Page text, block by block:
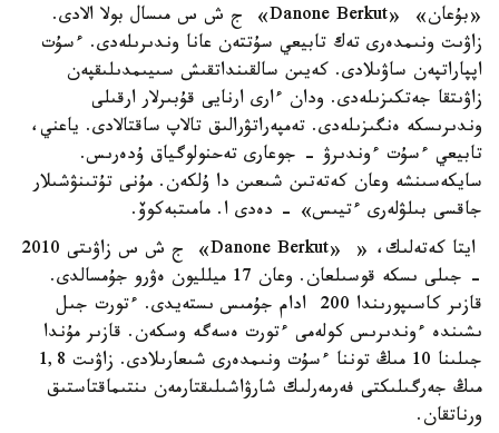
«بۇعان» «Danone Berkut» ج ش س مىسال بولا الادى.
زاۋىت ونىمدەرى تەك تابيعي سۇتتەن عانا وندىرىلەدى. ءسۇت
اپپاراتپەن ساۋىلادى. كەيىن سالقىنداتقىش سىيىمدىلىقپەن
زاۋىتقا جەتكىزىلەدى. ودان ءارى ارنايى قۇبىرلار ارقىلى
وندىرىسكە ەنگىزىلەدى. تەمپەراتۋرالىق تالاپ ساقتالادى. ياعني،
تابيعي ءسۇت ءوندىرۋ - جوعارى تەحنولوگياق ۇدەرىس.
سايكەسىنشە وعان كەتەتىن شىعىن دا ۇلكەن. مۇنى تۇتىنۋشىلار
جاقسى بىلۋلەرى ءتيىس» - دەدى ا. مامىتبەكوۆ.
ايتا كەتەلىك، « «Danone Berkut» ج ش س زاۋىتى 2010
- جىلى ىسكە قوسىلعان. وعان 17 ميلليون ەۋرو جۇمسالدى.
قازىر كاسىپورىندا 200 ادام جۇمىس ىستەيدى. ءتورت جىل
ىشىندە ءوندىرىس كولەمى ءتورت ەسەگە وسكەن. قازىر مۇندا
جىلىنا 10 مىڭ توننا ءسۇت ونىمدەرى شىعارىلادى. زاۋىت 1,8
مىڭ جەرگىلىكتى فەرمەرلىك شارۋاشىلىقتارمەن ىنتىماقتاستىق
ورناتقان.